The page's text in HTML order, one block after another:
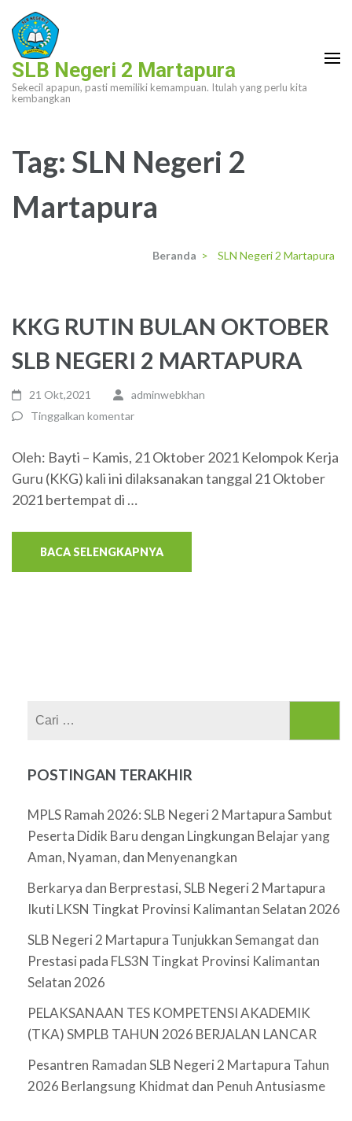
Lompat
ke
konten
(Tekan
Enter)
SLB Negeri 2 Martapura
Sekecil apapun, pasti memiliki kemampuan. Itulah yang perlu kita
kembangkan
Tag: SLN Negeri 2
Martapura
Beranda > SLN Negeri 2 Martapura
KKG RUTIN BULAN OKTOBER
SLB NEGERI 2 MARTAPURA
21 Okt,2021
adminwebkhan
Tinggalkan komentar
Oleh: Bayti – Kamis, 21 Oktober 2021 Kelompok Kerja
Guru (KKG) kali ini dilaksanakan tanggal 21 Oktober
2021 bertempat di …
BACA SELENGKAPNYA
POSTINGAN TERAKHIR
MPLS Ramah 2026: SLB Negeri 2 Martapura Sambut
Peserta Didik Baru dengan Lingkungan Belajar yang
Aman, Nyaman, dan Menyenangkan
Berkarya dan Berprestasi, SLB Negeri 2 Martapura
Ikuti LKSN Tingkat Provinsi Kalimantan Selatan 2026
SLB Negeri 2 Martapura Tunjukkan Semangat dan
Prestasi pada FLS3N Tingkat Provinsi Kalimantan
Selatan 2026
PELAKSANAAN TES KOMPETENSI AKADEMIK
(TKA) SMPLB TAHUN 2026 BERJALAN LANCAR
Pesantren Ramadan SLB Negeri 2 Martapura Tahun
2026 Berlangsung Khidmat dan Penuh Antusiasme